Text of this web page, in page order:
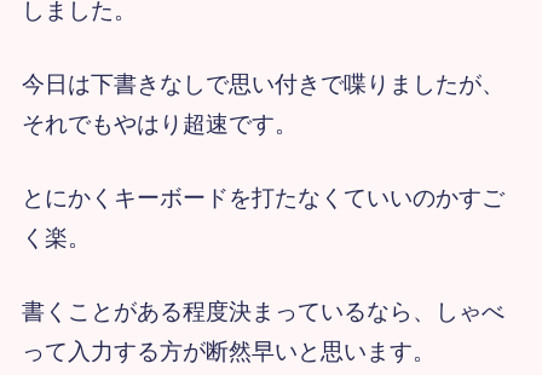
しました。
今日は下書きなしで思い付きで喋りましたが、
それでもやはり超速です。
とにかくキーボードを打たなくていいのかすご
く楽。
書くことがある程度決まっているなら、しゃべ
って入力する方が断然早いと思います。